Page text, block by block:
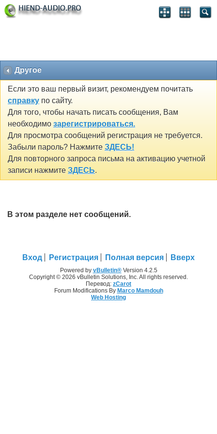
Другое
Если это ваш первый визит, рекомендуем почитать
справку по сайту.
Для того, чтобы начать писать сообщения, Вам
необходимо зарегистрироваться.
Для просмотра сообщений регистрация не требуется.
Забыли пароль? Нажмите ЗДЕСЬ!
Для повторного запроса письма на активацию учетной
записи нажмите ЗДЕСЬ.
В этом разделе нет сообщений.
Вход Регистрация Полная версия Вверх
Powered by vBulletin®Version 4.2.5
Copyright © 2026 vBulletin Solutions, Inc. All rights reserved.
Перевод: zCarot
Forum Modifications By Marco Mamdouh
Web Hosting